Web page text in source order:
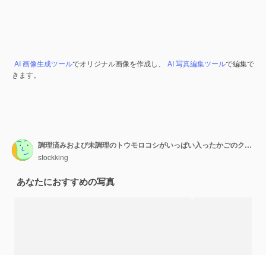
AI 画像生成ツールでオリジナル画像を作成し、 AI 写真編集ツールで編集で
きます。
調理済みおよび未調理のトウモロコシがいっぱい入ったかごのクローズアップビュー
stockking
あなたにおすすめの写真